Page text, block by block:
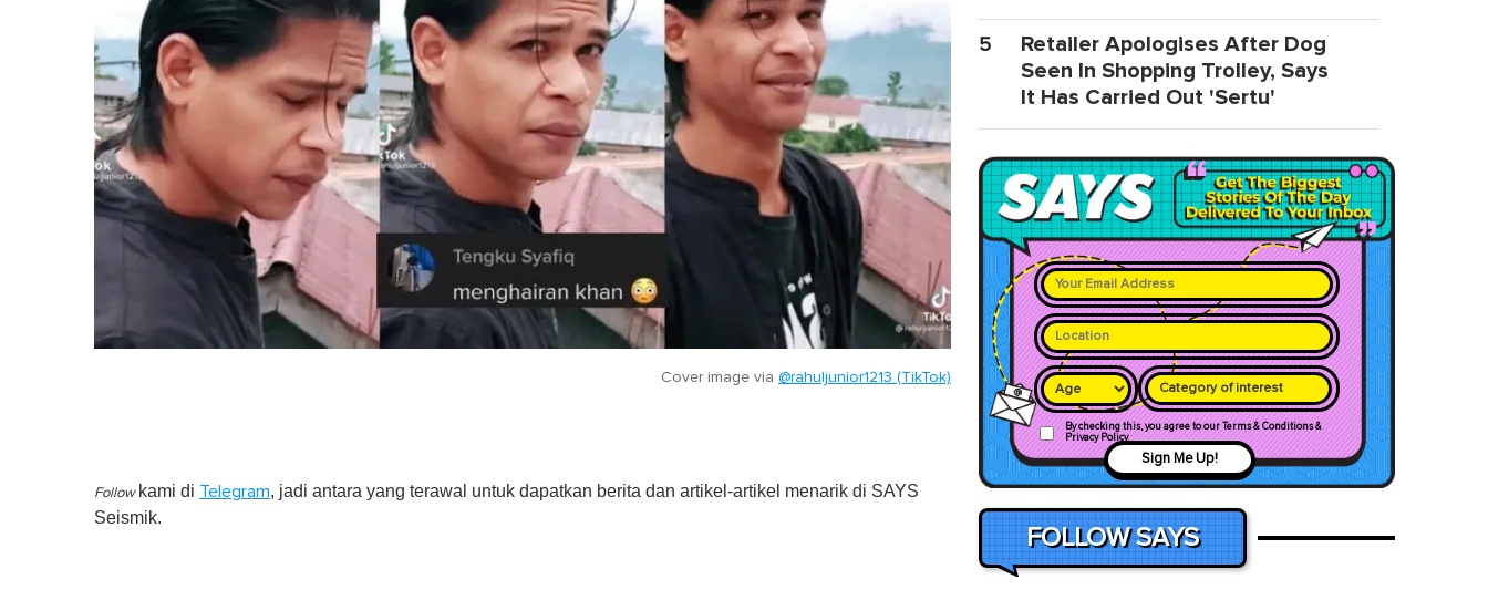
Cover image via @rahuljunior1213 (TikTok)
Follow kami di Telegram, jadi antara yang terawal untuk dapatkan berita dan artikel-artikel menarik di SAYS
Seismik.
5
Retailer Apologises After Dog
Seen In Shopping Trolley, Says
It Has Carried Out 'Sertu'
Category of interest
By checking this, you agree to our Terms & Conditions &
Privacy Policy
Sign Me Up!
FOLLOW SAYS